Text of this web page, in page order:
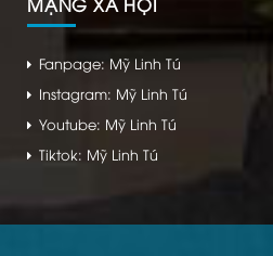
Fanpage: Mỹ Linh Tú
Instagram: Mỹ Linh Tú
Youtube: Mỹ Linh Tú
Tiktok: Mỹ Linh Tú